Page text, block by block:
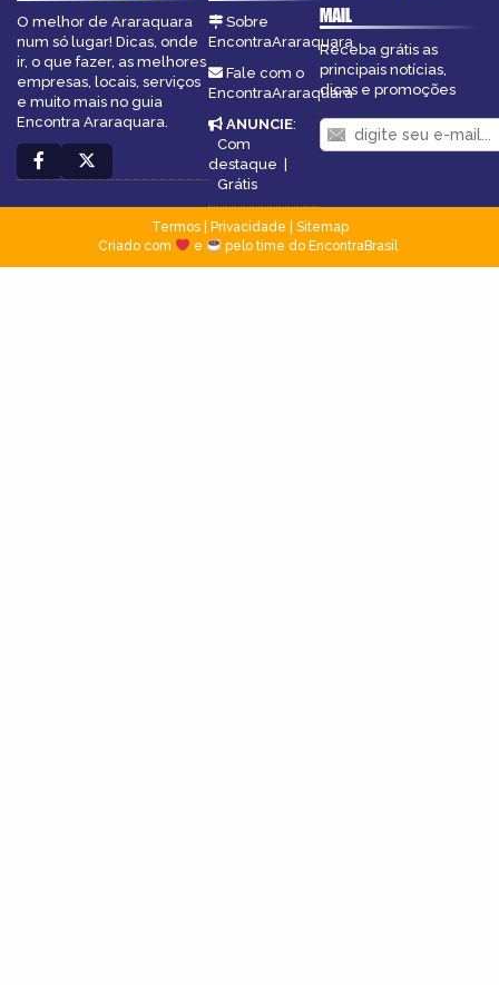
O melhor de Araraquara
num só lugar! Dicas, onde
ir, o que fazer, as melhores
empresas, locais, serviços
e muito mais no guia
Encontra Araraquara.
Sobre
EncontraAraraquara
Fale com o
EncontraAraraquara
ANUNCIE:
Com
destaque |
Grátis
MAIL
Receba grátis as
principais notícias,
dicas e promoções
Termos| Privacidade
Sitemap
Criado com
e pelo time do EncontraBrasil